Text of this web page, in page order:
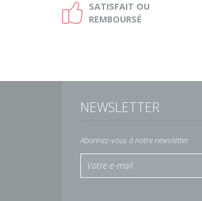
Ð SATISFAIT OU
REMBOURSÉ
NEWSLETTER
Abonnez-vous à notre newsletter